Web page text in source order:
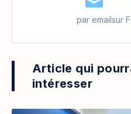
par emailsur
Article qui
intéresser